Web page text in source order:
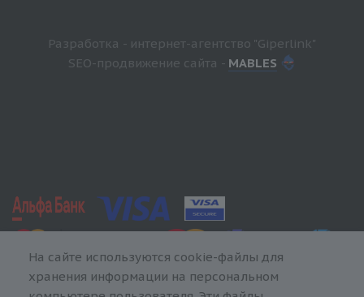
Разработка - интернет-агентство "Giperlink"
SEO-продвижение сайта - MABLES
На сайте используются cookie-файлы для
хранения информации на персональном